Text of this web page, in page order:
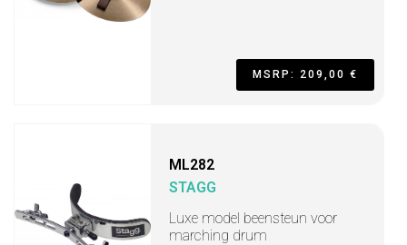
MSRP: 209,00 €
ML282
STAGG
Luxe model beensteun voor
marching drum